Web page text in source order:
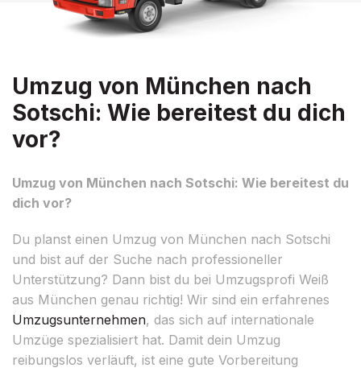
Umzug von München nach
Sotschi: Wie bereitest du dich
vor?
Umzug von München nach Sotschi: Wie bereitest du
dich vor?
Du planst einen Umzug von München nach Sotschi
und bist auf der Suche nach professioneller
Unterstützung? Dann bist du bei Umzugsprofi Weiß
aus München genau richtig! Wir sind ein erfahrenes
Umzugsunternehmen, das sich auf internationale
Umzüge spezialisiert hat. Damit dein Umzug
reibungslos verläuft, ist eine gute Vorbereitung